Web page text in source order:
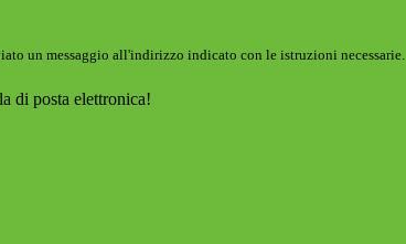
un messaggio all'indirizzo indicato con le istruzioni necessarie.
di posta elettronica!